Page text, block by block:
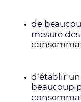
de
mesure des
d’établir
beaucoup